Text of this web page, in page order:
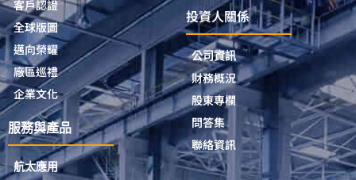
客戶認證
全球版圖
邁向榮耀
廠區巡禮
企業文化
服務與產品
航太應用
投資人關係
公司資訊
財務概況
股東專欄
問答集
聯絡資訊